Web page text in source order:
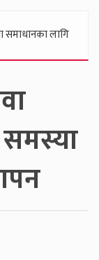
लागि